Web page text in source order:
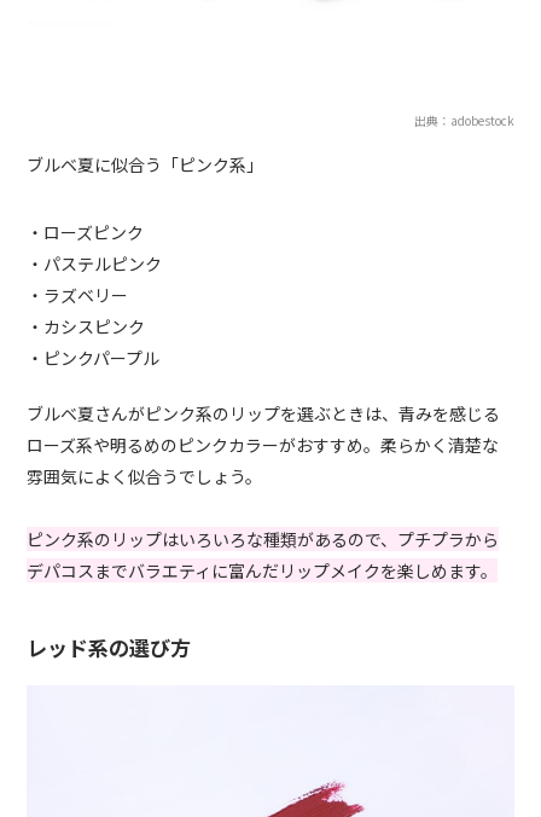
出典：adobestock
ブルベ夏に似合う「ピンク系」
・ローズピンク
・パステルピンク
・ラズベリー
・カシスピンク
・ピンクパープル
ブルベ夏さんがピンク系のリップを選ぶときは、青みを感じる
ローズ系や明るめのピンクカラーがおすすめ。柔らかく清楚な
雰囲気によく似合うでしょう。
ピンク系のリップはいろいろな種類があるので、プチプラから
デパコスまでバラエティに富んだリップメイクを楽しめます。
レッド系の選び方